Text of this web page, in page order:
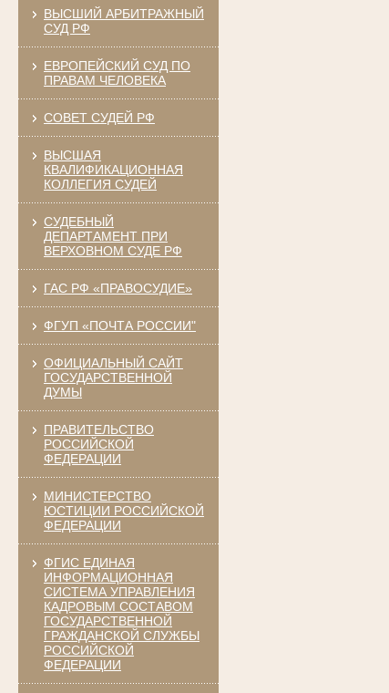
ВЫСШИЙ АРБИТРАЖНЫЙ
СУД РФ
ЕВРОПЕЙСКИЙ СУД ПО
ПРАВАМ ЧЕЛОВЕКА
СОВЕТ СУДЕЙ РФ
ВЫСШАЯ
КВАЛИФИКАЦИОННАЯ
КОЛЛЕГИЯ СУДЕЙ
СУДЕБНЫЙ
ДЕПАРТАМЕНТ ПРИ
ВЕРХОВНОМ СУДЕ РФ
ГАС РФ «ПРАВОСУДИЕ»
ФГУП «ПОЧТА РОССИИ"
ОФИЦИАЛЬНЫЙ САЙТ
ГОСУДАРСТВЕННОЙ
ДУМЫ
ПРАВИТЕЛЬСТВО
РОССИЙСКОЙ
ФЕДЕРАЦИИ
МИНИСТЕРСТВО
ЮСТИЦИИ РОССИЙСКОЙ
ФЕДЕРАЦИИ
ФГИС ЕДИНАЯ
ИНФОРМАЦИОННАЯ
СИСТЕМА УПРАВЛЕНИЯ
КАДРОВЫМ СОСТАВОМ
ГОСУДАРСТВЕННОЙ
ГРАЖДАНСКОЙ СЛУЖБЫ
РОССИЙСКОЙ
ФЕДЕРАЦИИ